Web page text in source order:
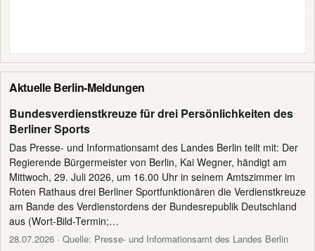
Aktuelle Berlin-Meldungen
Bundesverdienstkreuze für drei Persönlichkeiten des
Berliner Sports
Das Presse- und Informationsamt des Landes Berlin teilt mit: Der
Regierende Bürgermeister von Berlin, Kai Wegner, händigt am
Mittwoch, 29. Juli 2026, um 16.00 Uhr in seinem Amtszimmer im
Roten Rathaus drei Berliner Sportfunktionären die Verdienstkreuze
am Bande des Verdienstordens der Bundesrepublik Deutschland
aus (Wort-Bild-Termin;…
28.07.2026 · Quelle: Presse- und Informationsamt des Landes Berlin